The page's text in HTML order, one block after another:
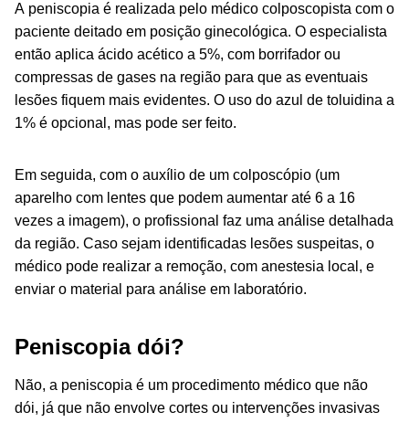
A peniscopia é realizada pelo médico colposcopista com o
paciente deitado em posição ginecológica. O especialista
então aplica ácido acético a 5%, com borrifador ou
compressas de gases na região para que as eventuais
lesões fiquem mais evidentes. O uso do azul de toluidina a
1% é opcional, mas pode ser feito.
Em seguida, com o auxílio de um colposcópio (um
aparelho com lentes que podem aumentar até 6 a 16
vezes a imagem), o profissional faz uma análise detalhada
da região. Caso sejam identificadas lesões suspeitas, o
médico pode realizar a remoção, com anestesia local, e
enviar o material para análise em laboratório.
Peniscopia dói?
Não, a peniscopia é um procedimento médico que não
dói, já que não envolve cortes ou intervenções invasivas